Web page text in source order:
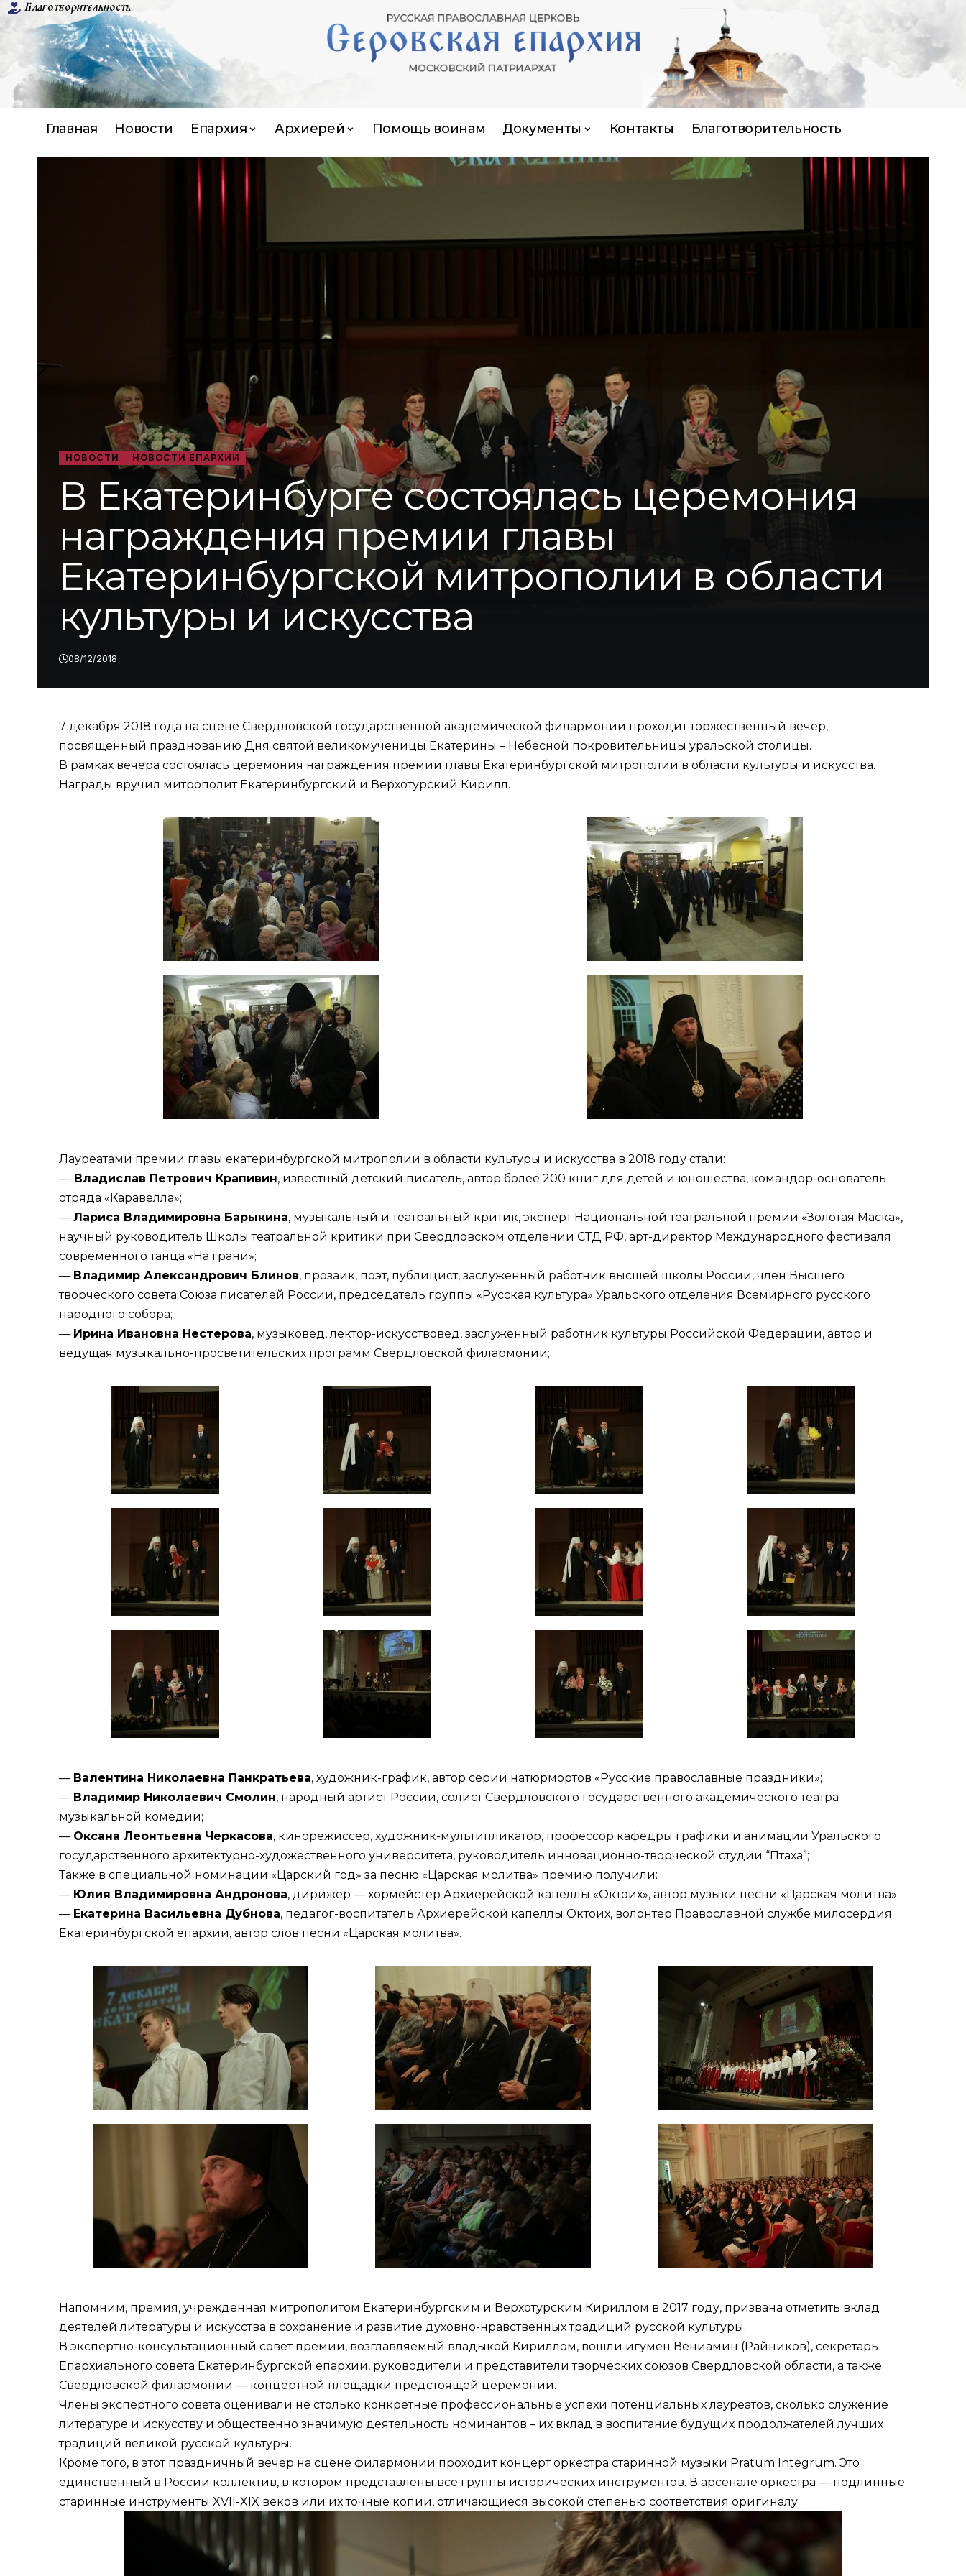
Благотворительность
Главная Новости Епархия Архиерей Помощь воинам Документы Контакты Благотворительность
НОВОСТИ НОВОСТИ ЕПАРХИИ
В Екатеринбурге состоялась церемония
награждения премии главы
Екатеринбургской митрополии в области
культуры и искусства
08/12/2018
7 декабря 2018 года на сцене Свердловской государственной академической филармонии проходит торжественный вечер,
посвященный празднованию Дня святой великомученицы Екатерины – Небесной покровительницы уральской столицы.
В рамках вечера состоялась церемония награждения премии главы Екатеринбургской митрополии в области культуры и искусства.
Награды вручил митрополит Екатеринбургский и Верхотурский Кирилл.
Лауреатами премии главы екатеринбургской митрополии в области культуры и искусства в 2018 году стали:
— Владислав Петрович Крапивин, известный детский писатель, автор более 200 книг для детей и юношества, командор-основатель
отряда «Каравелла»;
— Лариса Владимировна Барыкина, музыкальный и театральный критик, эксперт Национальной театральной премии «Золотая Маска»,
научный руководитель Школы театральной критики при Свердловском отделении СТД РФ, арт-директор Международного фестиваля
современного танца «На грани»;
— Владимир Александрович Блинов, прозаик, поэт, публицист, заслуженный работник высшей школы России, член Высшего
творческого совета Союза писателей России, председатель группы «Русская культура» Уральского отделения Всемирного русского
народного собора;
— Ирина Ивановна Нестерова, музыковед, лектор-искусствовед, заслуженный работник культуры Российской Федерации, автор и
ведущая музыкально-просветительских программ Свердловской филармонии;
— Валентина Николаевна Панкратьева, художник-график, автор серии натюрмортов «Русские православные праздники»;
— Владимир Николаевич Смолин, народный артист России, солист Свердловского государственного академического театра
музыкальной комедии;
— Оксана Леонтьевна Черкасова, кинорежиссер, художник-мультипликатор, профессор кафедры графики и анимации Уральского
государственного архитектурно-художественного университета, руководитель инновационно-творческой студии “Птаха”;
Также в специальной номинации «Царский год» за песню «Царская молитва» премию получили:
— Юлия Владимировна Андронова, дирижер — хормейстер Архиерейской капеллы «Октоих», автор музыки песни «Царская молитва»;
— Екатерина Васильевна Дубнова, педагог-воспитатель Архиерейской капеллы Октоих, волонтер Православной службе милосердия
Екатеринбургской епархии, автор слов песни «Царская молитва».
Напомним, премия, учрежденная митрополитом Екатеринбургским и Верхотурским Кириллом в 2017 году, призвана отметить вклад
деятелей литературы и искусства в сохранение и развитие духовно-нравственных традиций русской культуры.
В экспертно-консультационный совет премии, возглавляемый владыкой Кириллом, вошли игумен Вениамин (Райников), секретарь
Епархиального совета Екатеринбургской епархии, руководители и представители творческих союзов Свердловской области, а также
Свердловской филармонии — концертной площадки предстоящей церемонии.
Члены экспертного совета оценивали не столько конкретные профессиональные успехи потенциальных лауреатов, сколько служение
литературе и искусству и общественно значимую деятельность номинантов – их вклад в воспитание будущих продолжателей лучших
традиций великой русской культуры.
Кроме того, в этот праздничный вечер на сцене филармонии проходит концерт оркестра старинной музыки Pratum Integrum. Это
единственный в России коллектив, в котором представлены все группы исторических инструментов. В арсенале оркестра — подлинные
старинные инструменты XVII-XIX веков или их точные копии, отличающиеся высокой степенью соответствия оригиналу.